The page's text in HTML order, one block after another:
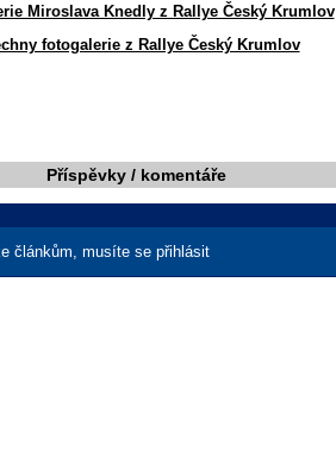
Miroslava Knedly z Rallye Český Krumlov
fotogalerie z Rallye Český Krumlov
Příspěvky / komentáře
článkům, musíte se přihlásit